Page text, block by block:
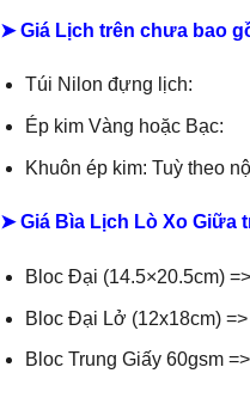
➤ Giá Lịch trên chưa bao
Túi Nilon đựng lịch:
Ép kim Vàng hoặc Bạc:
Khuôn ép kim: Tuỳ theo
➤ Giá Bìa Lịch Lò Xo Giữa
Bloc Đại (14.5×20.5cm)
Bloc Đại Lở (12x18cm)
Bloc Trung Giấy 60gsm